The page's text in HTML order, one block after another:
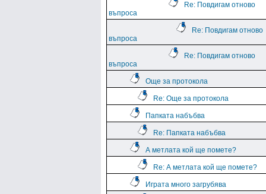
Re: Повдигам отново
въпроса
Re: Повдигам отново
въпроса
Re: Повдигам отново
въпроса
Още за протокола
Re: Още за протокола
Папката набъбва
Re: Папката набъбва
А метлата кой ще помете?
Re: А метлата кой ще помете?
Играта много загрубява